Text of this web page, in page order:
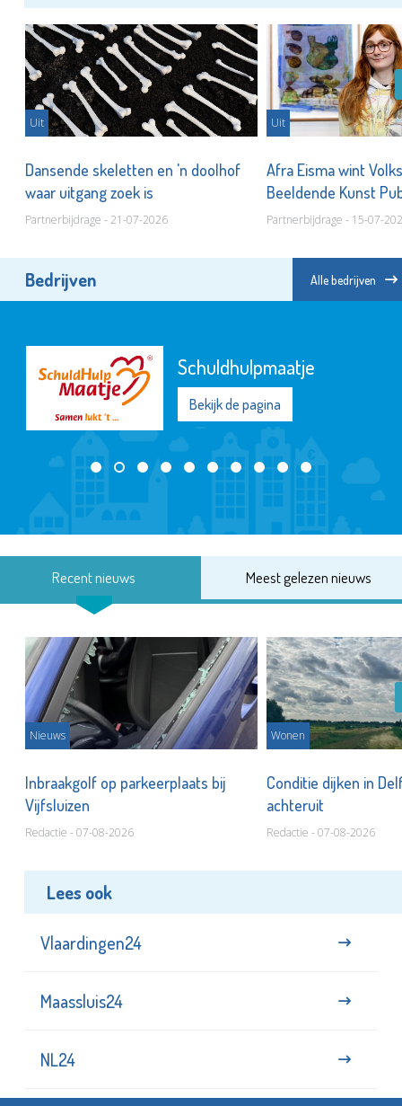
Uit
Dansende skeletten en 'n doolhof
waar uitgang zoek is
Partnerbijdrage - 21-07-2026
Uit
Afra Eisma wint
Beeldende Kunst
Partnerbijdrage - 15-07-
Bedrijven Alle bedrijven
Schuldhulpmaatje
Bekijk de pagina
Recent nieuws Meest gelezen nieuws
Nieuws
Inbraakgolf op parkeerplaats bij
Vijfsluizen
Redactie - 07-08-2026
Wonen
Conditie dijken in
achteruit
Redactie - 07-08-2026
Lees ook
Vlaardingen24
Maassluis24
NL24